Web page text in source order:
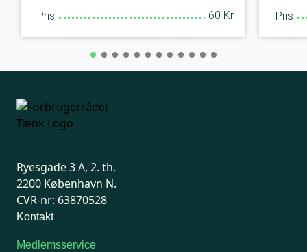
Pris 60 Kr. Pris
Ryesgade 3 A, 2. th.
2200 København N.
CVR-nr: 63870528
Kontakt
Medlemsservice